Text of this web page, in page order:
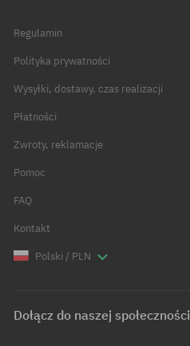
Regulamin
Polityka prywatności
Wysyłki, dostawy, czas realizacji
Płatności
Zwroty, reklamacje
Pomoc
FAQ
Kontakt
Polski / PLN
Dołącz do naszej społeczności